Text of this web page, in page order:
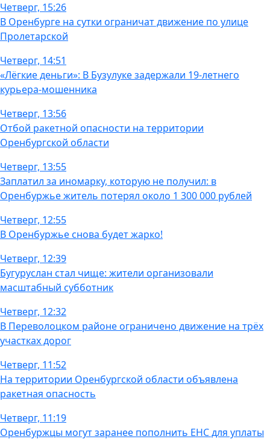
Четверг, 15:26
В Оренбурге на сутки ограничат движение по улице
Пролетарской
Четверг, 14:51
«Лёгкие деньги»: В Бузулуке задержали 19-летнего
курьера-мошенника
Четверг, 13:56
Отбой ракетной опасности на территории
Оренбургской области
Четверг, 13:55
Заплатил за иномарку, которую не получил: в
Оренбуржье житель потерял около 1 300 000 рублей
Четверг, 12:55
В Оренбуржье снова будет жарко!
Четверг, 12:39
Бугуруслан стал чище: жители организовали
масштабный субботник
Четверг, 12:32
В Переволоцком районе ограничено движение на трёх
участках дорог
Четверг, 11:52
На территории Оренбургской области объявлена
ракетная опасность
Четверг, 11:19
Оренбуржцы могут заранее пополнить ЕНС для уплаты